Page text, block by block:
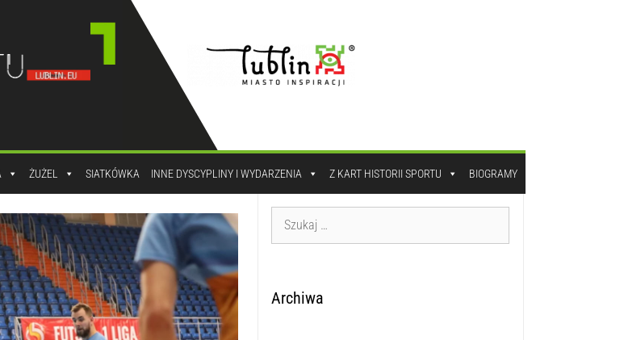
ŻUŻEL SIATKÓWKA INNE DYSCYPLINY I WYDARZENIA Z KART HISTORII SPORTU BIOGRAMY
Archiwa